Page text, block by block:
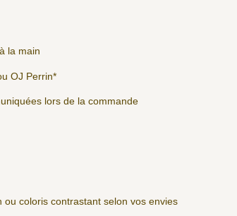
la main
OJ Perrin*
lors de la commande
ou coloris contrastant selon vos envies